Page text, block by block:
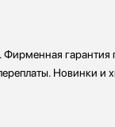
гарантия
Новинки и